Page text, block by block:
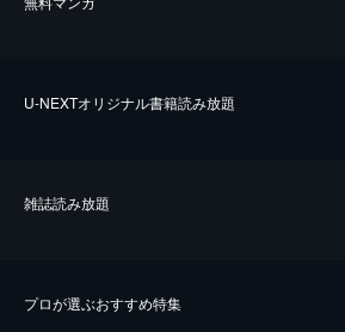
U-NEXTオリジナル書籍読み放題
雑誌読み放題
プロが選ぶおすすめ特集